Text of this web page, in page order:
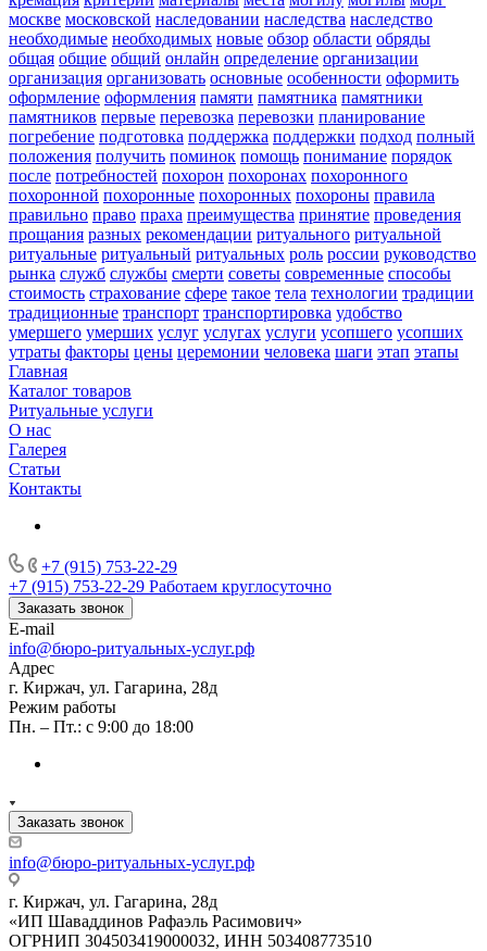
москве московской наследовании наследства наследство
необходимые необходимых новые обзор области обряды
общая общие общий онлайн определение организации
организация организовать основные особенности оформить
оформление оформления памяти памятника памятники
памятников первые перевозка перевозки планирование
погребение подготовка поддержка поддержки подход полный
положения получить поминок помощь понимание порядок
после потребностей похорон похоронах похоронного
похоронной похоронные похоронных похороны правила
правильно право праха преимущества принятие проведения
прощания разных рекомендации ритуального ритуальной
ритуальные ритуальный ритуальных роль россии руководство
рынка служб службы смерти советы современные способы
стоимость страхование сфере такое тела технологии традиции
традиционные транспорт транспортировка удобство
умершего умерших услуг услугах услуги усопшего усопших
утраты факторы цены церемонии человека шаги этап этапы
Главная
Каталог товаров
Ритуальные услуги
О нас
Галерея
Статьи
Контакты
+7 (915) 753-22-29
+7 (915) 753-22-29 Работаем круглосуточно
Заказать звонок
E-mail
info@бюро-ритуальных-услуг.рф
Адрес
г. Киржач, ул. Гагарина, 28д
Режим работы
Пн. – Пт.: с 9:00 до 18:00
Заказать звонок
info@бюро-ритуальных-услуг.рф
г. Киржач, ул. Гагарина, 28д
«ИП Шаваддинов Рафаэль Расимович»
ОГРНИП 304503419000032, ИНН 503408773510